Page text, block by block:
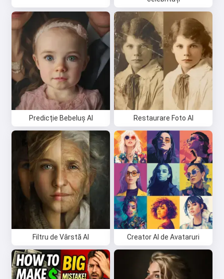
Predicție Bebeluș AI Restaurare Foto AI
Filtru de Vârstă AI Creator AI de Avataruri